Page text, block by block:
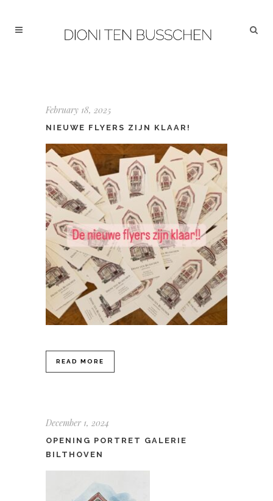
February 18, 2025
NIEUWE FLYERS ZIJN KLAAR!
READ MORE
December 1, 2024
OPENING PORTRET GALERIE
BILTHOVEN